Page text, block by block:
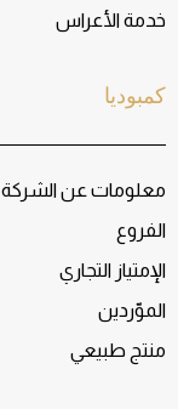
كمبوديا
معلومات عن الشركة
الفروع
الإمتياز التجاري
الموّردين
منتج طبيعي
خدمة الأعراس